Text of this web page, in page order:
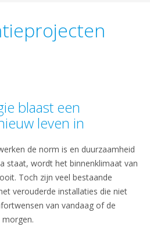
blaast een
leven in
de norm is en duurzaamheid
staat, wordt het binnenklimaat van
Toch zijn veel bestaande
verouderde installaties die niet
van vandaag of de